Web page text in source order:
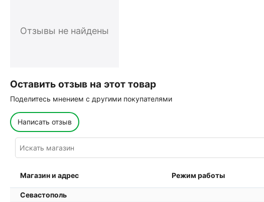
Отзывы не найдены
Оставить отзыв на этот товар
Поделитесь мнением с другими покупателями
Написать отзыв
Магазин и адрес Режим работы
Севастополь